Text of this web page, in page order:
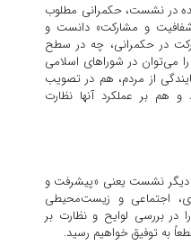
در نشست، حکمرانی مطلوب
و مشارکت» دانست و
در حکمرانی، چه در سطح
می‌توان در شوراهای اسلامی
از مردم، هم در تصویب
و هم بر عملکرد آنها نظارت
دیگر نشست یعنی «پیشرفت و
اجتماعی و زیست‌محیطی
در بررسی لوایح و نظارت بر
به توفیق خواهیم رسید.